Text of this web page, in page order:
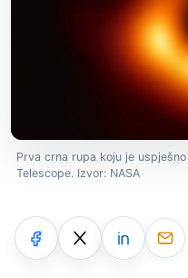
Prva crna rupa koju je
Telescope. Izvor: NASA